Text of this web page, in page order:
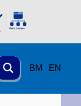
BM EN